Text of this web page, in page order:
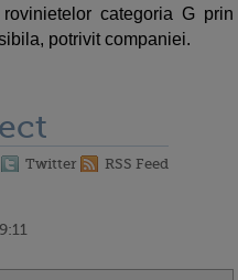
categoria G prin
potrivit companiei.
Twitter RSS Feed